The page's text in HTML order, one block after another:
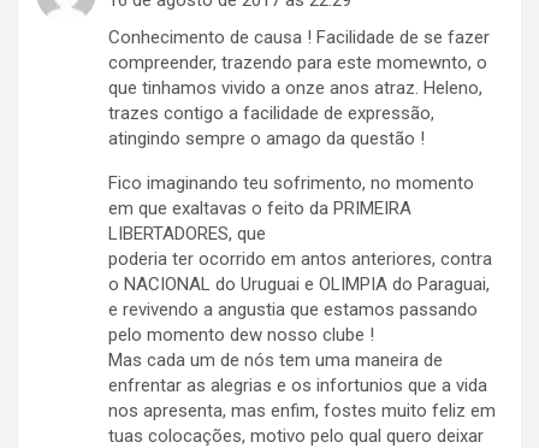
Conhecimento de causa ! Facilidade de se fazer
compreender, trazendo para este momewnto, o
que tinhamos vivido a onze anos atraz. Heleno,
trazes contigo a facilidade de expressão,
atingindo sempre o amago da questão !
Fico imaginando teu sofrimento, no momento
em que exaltavas o feito da PRIMEIRA
LIBERTADORES, que
poderia ter ocorrido em antos anteriores, contra
o NACIONAL do Uruguai e OLIMPIA do Paraguai,
e revivendo a angustia que estamos passando
pelo momento dew nosso clube !
Mas cada um de nós tem uma maneira de
enfrentar as alegrias e os infortunios que a vida
nos apresenta, mas enfim, fostes muito feliz em
tuas colocações, motivo pelo qual quero deixar